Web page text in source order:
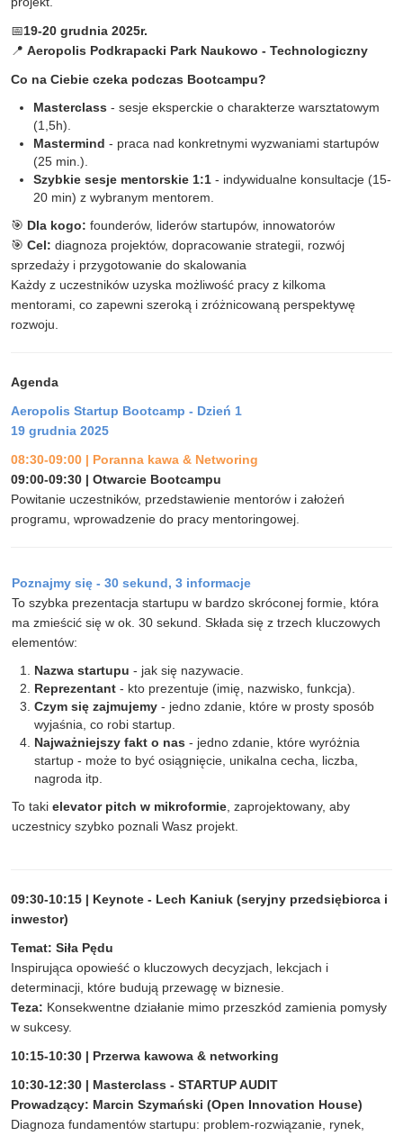
📅19-20 grudnia 2025r.
📍 Aeropolis Podkrapacki Park Naukowo - Technologiczny
Co na Ciebie czeka podczas Bootcampu?
Masterclass - sesje eksperckie o charakterze warsztatowym
(1,5h).
Mastermind - praca nad konkretnymi wyzwaniami startupów
(25 min.).
Szybkie sesje mentorskie 1:1 - indywidualne konsultacje (15-
20 min) z wybranym mentorem.
🎯 Dla kogo: founderów, liderów startupów, innowatorów
🎯 Cel: diagnoza projektów, dopracowanie strategii, rozwój
sprzedaży i przygotowanie do skalowania
Każdy z uczestników uzyska możliwość pracy z kilkoma
mentorami, co zapewni szeroką i zróżnicowaną perspektywę
rozwoju.
Agenda
Aeropolis Startup Bootcamp - Dzień 1
19 grudnia 2025
08:30-09:00 | Poranna kawa & Networing
09:00-09:30 | Otwarcie Bootcampu
Powitanie uczestników, przedstawienie mentorów i założeń
programu, wprowadzenie do pracy mentoringowej.
Poznajmy się - 30 sekund, 3 informacje
To szybka prezentacja startupu w bardzo skróconej formie, która
ma zmieścić się w ok. 30 sekund. Składa się z trzech kluczowych
elementów:
Nazwa startupu - jak się nazywacie.
Reprezentant - kto prezentuje (imię, nazwisko, funkcja).
Czym się zajmujemy - jedno zdanie, które w prosty sposób
wyjaśnia, co robi startup.
Najważniejszy fakt o nas - jedno zdanie, które wyróżnia
startup - może to być osiągnięcie, unikalna cecha, liczba,
nagroda itp.
To taki elevator pitch w mikroformie, zaprojektowany, aby
uczestnicy szybko poznali Wasz projekt.
09:30-10:15 | Keynote - Lech Kaniuk (seryjny przedsiębiorca i
inwestor)
Temat: Siła Pędu
Inspirująca opowieść o kluczowych decyzjach, lekcjach i
determinacji, które budują przewagę w biznesie.
Teza: Konsekwentne działanie mimo przeszkód zamienia pomysły
w sukcesy.
10:15-10:30 | Przerwa kawowa & networking
10:30-12:30 | Masterclass - STARTUP AUDIT
Prowadzący: Marcin Szymański (Open Innovation House)
Diagnoza fundamentów startupu: problem-rozwiązanie, rynek,